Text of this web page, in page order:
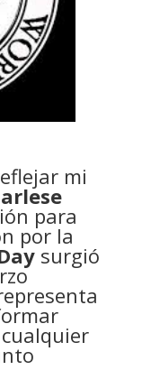
mi
para
por la
surgió